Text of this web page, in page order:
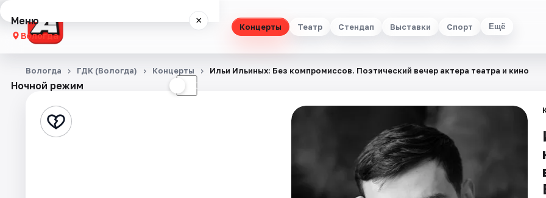
Концерты Театр Стендап Выставки Спорт Ещё
Меню ×
Вологда
Концерты
Стендап
Ночной режим ☾
Вологда ГДК (Вологда) Концерты Ильи Ильиных: Без компромиссов. Поэтический вечер актера театра и кино